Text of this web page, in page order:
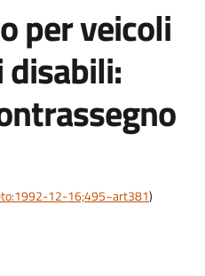
per veicoli
disabili:
12-16;495~art381)